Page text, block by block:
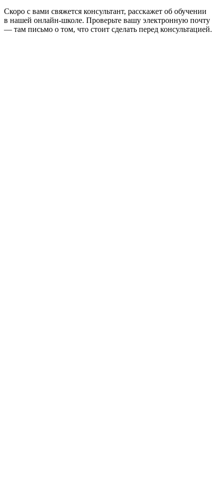
Скоро с вами свяжется консультант, расскажет об обучении
в нашей онлайн-школе. Проверьте вашу электронную почту
— там письмо о том, что стоит сделать перед консультацией.